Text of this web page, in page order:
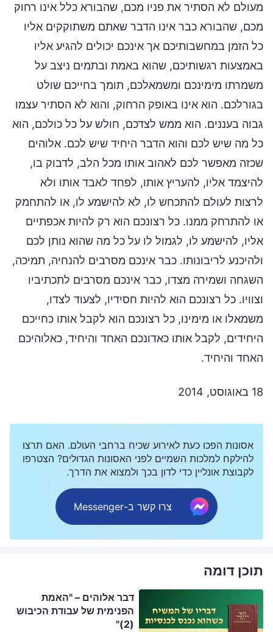
מעולם לא הסתיר את פניו מכם, שהבורא כלל אינו רחוק
מכם, שהבורא כבר אינו הדבר שאתם משתוקקים אליו
כל הזמן במחשבותיכם אך אינכם יכולים להגיע אליו
באמצעות רגשותיכם, שהוא באמת ובתמים ניצב על
משמרתו מימינכם ומשמאלכם, תומך בחייכם שולט
בגורלכם. הוא אינו באופק הרחוק, והוא לא הסתיר עצמו
גבוה בעננים. הוא ממש לצדכם, חולש על כל כולכם, הוא
כל מה שיש לכם והוא הדבר היחיד שיש לכם. אלוהים
שכזה מאפשר לכם לאהוב אותו מכל הלב, לדבוק בו,
להיצמד אליו, להעריץ אותו, לפחד לאבד אותו ולא
לרצות לעולם להתכחש לו, לא להישמע לו, או להתחמק
או להתרחק ממנו. כל רצונכם הוא רק להיות אכפתיים
אליו, להישמע לו, לגמול לו על כל מה שהוא נותן לכם
ולהיכנע לריבונותו. כבר אינכם מסרבים להנחיה, תמיכה,
השגחה ושמירה מצדו, כבר אינכם מסרבים לתכתיביו
וצוויו. כל רצונכם הוא להיות חסידיו, לצעוד לצדו,
משמאלו או מימינו, כל רצונכם הוא לקבל אותו כחייכם
היחידים, לקבל אותו כאדונכם האחד והיחיד, כאלוהיכם
האחד והיחיד.
18 באוגוסט, 2014
אסונות הפכו כעת לאירוע שכיח ברחבי העולם. האם תרצו
להילקח למלכות השמיים לפני האסונות הגדולים? הצטרפו
לקבוצת אונליין כדי לדון בכך ולמצוא את הדרך.
צרו קשר ב-Messenger
תוכן דומה
דבר אלוהים – "האמת
הפנימית של עבודת הכיבוש
(2)"